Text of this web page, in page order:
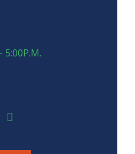
5:00P.M.